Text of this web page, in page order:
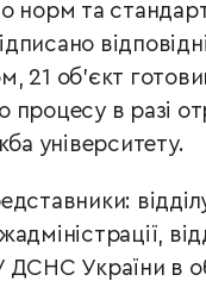
норм та
21 об’єкт
процесу в разі
університету.
ДСНС України в